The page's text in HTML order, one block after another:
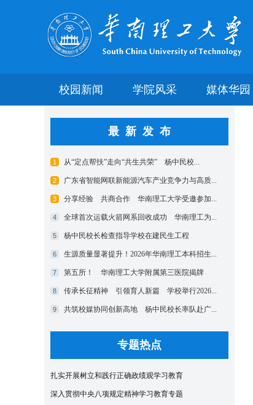
校园新闻 学院风采 媒体华园
最新发布
专题热点
扎实开展树立和践行正确政绩观学习教育
深入贯彻中央八项规定精神学习教育专题